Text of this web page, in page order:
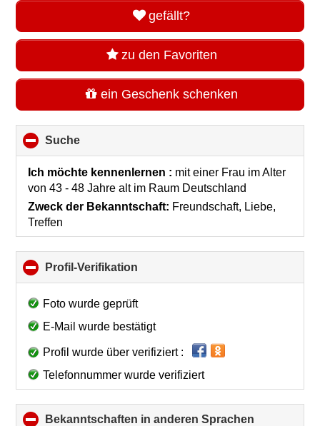
gefällt?
zu den Favoriten
ein Geschenk schenken
Suche
to
collapse
contents
Ich möchte kennenlernen : mit einer Frau im Alter
von 43 - 48 Jahre alt im Raum Deutschland
Zweck der Bekanntschaft: Freundschaft, Liebe,
Treffen
Profil-Verifikation
to
contents
Foto wurde geprüft
E-Mail wurde bestätigt
Profil wurde über verifiziert :
Telefonnummer wurde verifiziert
Bekanntschaften in anderen Sprachen